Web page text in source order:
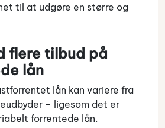
til at udgøre en større og
flere tilbud på
lån
lån kan variere fra
– ligesom det er
forrentede lån.